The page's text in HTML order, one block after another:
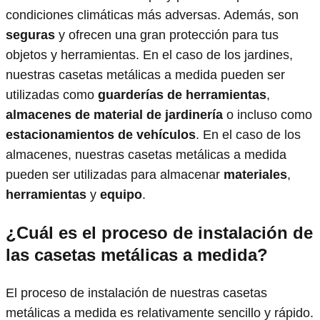
condiciones climáticas más adversas. Además, son
seguras y ofrecen una gran protección para tus
objetos y herramientas. En el caso de los jardines,
nuestras casetas metálicas a medida pueden ser
utilizadas como guarderías de herramientas,
almacenes de material de jardinería o incluso como
estacionamientos de vehículos. En el caso de los
almacenes, nuestras casetas metálicas a medida
pueden ser utilizadas para almacenar materiales,
herramientas y equipo.
¿Cuál es el proceso de instalación de
las casetas metálicas a medida?
El proceso de instalación de nuestras casetas
metálicas a medida es relativamente sencillo y rápido.